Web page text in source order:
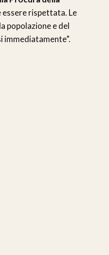
essere rispettata. Le
popolazione e del